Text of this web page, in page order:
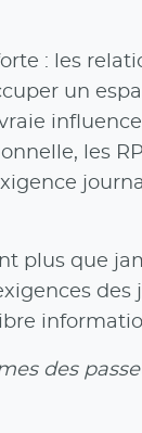
: les
un
les
plus que
des
des